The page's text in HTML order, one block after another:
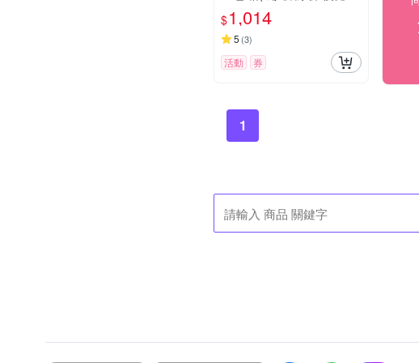
褲型紙尿褲)
$1,014
5 (3)
活動 券
1